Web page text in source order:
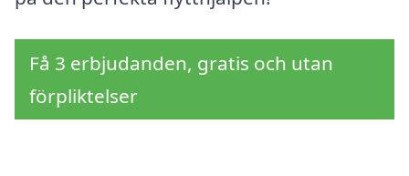
Få 3 erbjudanden, gratis och utan
förpliktelser